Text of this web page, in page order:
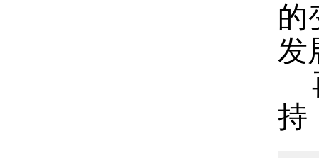
的
发
持